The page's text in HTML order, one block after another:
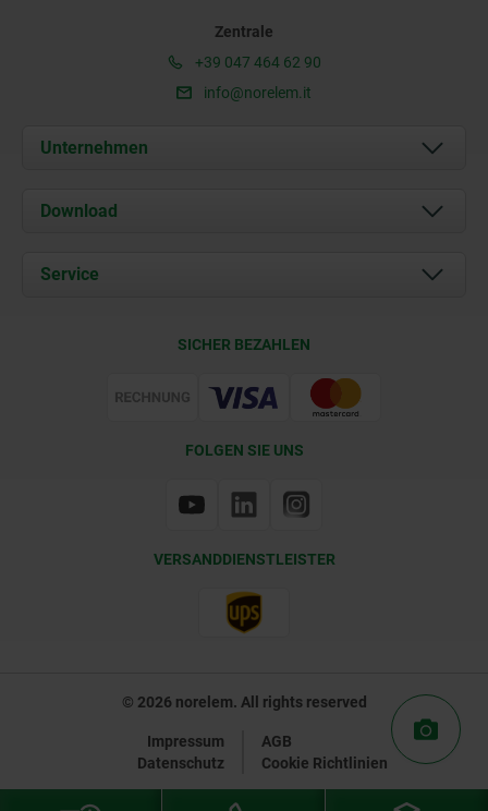
Zentrale
+39 047 464 62 90
info@norelem.it
Unternehmen
Über uns
Kontakt
Download
Dokumente
Service
SICHER BEZAHLEN
FOLGEN SIE UNS
VERSANDDIENSTLEISTER
© 2026 norelem. All rights reserved
Impressum
AGB
Datenschutz
Cookie Richtlinien